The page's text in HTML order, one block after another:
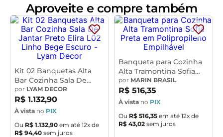
Estrutura fixa em aço carbono com pintura epóxi na
cor preto.
Encosto produzido em madeira compensada com
espuma D-28, 25mm.
Assento produzido em MDF com espuma D-33, 40mm.
Revestimento em Linho Cinza Courino Whisky.
Peso suportado de até 120 kg.
Produto entregue desmontado, acompanha manual de
montagem.
- Por se tratar de estofado as medidas podem ter uma
pequena variação de até 3 cm.
Aproveite e compre também
Kit 02 Banquetas Alta
Bar Cozinha Sala De
Jantar Preto Elira L02
Linho Bege Escuro -
Lyam Decor
por LYAM DECOR
R$ 1.132,90
À vista no PIX
Ou R$ 1.132,90 em até 12x de
R$ 94,40 sem juros
Banqueta para Cozinha
Alta Tramontina Sofia
Preta em Polipropileno
Empilhável
por MARIN BRASIL
R$ 516,35
À vista no PIX
Ou R$ 516,35 em até 12x de
R$ 43,02 sem juros